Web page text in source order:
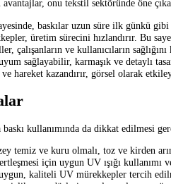
avantajlar, onu tekstil sektöründe öne
baskılar uzun süre ilk günkü
üretim sürecini hızlandırır. Bu
çalışanların ve kullanıcıların
sağlayabilir, karmaşık ve detaylı
hareket kazandırır, görsel olarak
kullanımında da dikkat edilmesi
temiz ve kuru olmalı, toz ve kirden
için uygun UV ışığı kullanımı
kaliteli UV mürekkepler tercih